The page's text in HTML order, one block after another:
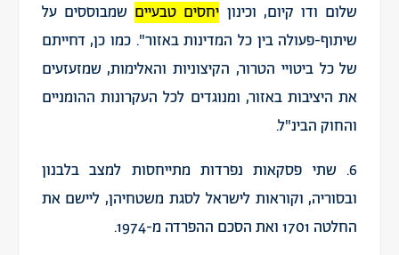
שלום ודו קיום, וכינון יחסים טבעיים שמבוססים על
שיתוף-פעולה בין כל המדינות באזור". כמו כן, דחייתם
של כל ביטויי הטרור, הקיצוניות והאלימות, שמזעזעים
את היציבות באזור, ומנוגדים לכל העקרונות ההומניים
והחוק הבינ"ל.
6. שתי פסקאות נפרדות מתייחסות למצב בלבנון
ובסוריה, וקוראות לישראל לסגת משטחיהן, ליישם את
החלטה 1701 ואת הסכם ההפרדה מ-1974.